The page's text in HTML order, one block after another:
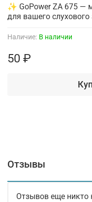
Наличие: В наличии
50 ₽
✨ GoPower ZA 675 —
для вашего слухового
Отзывы
Отзывов еще никто